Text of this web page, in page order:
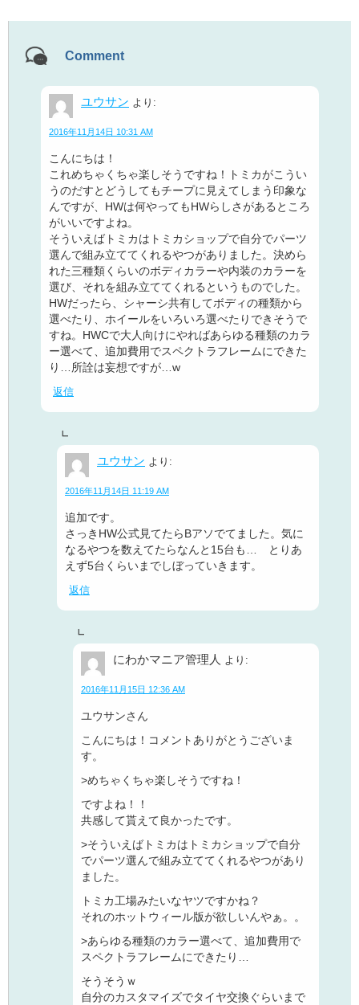
Comment
ユウサン より:
2016年11月14日 10:31 AM
こんにちは！
これめちゃくちゃ楽しそうですね！トミカがこうい
うのだすとどうしてもチープに見えてしまう印象な
んですが、HWは何やってもHWらしさがあるところ
がいいですよね。
そういえばトミカはトミカショップで自分でパーツ
選んで組み立ててくれるやつがありました。決めら
れた三種類くらいのボディカラーや内装のカラーを
選び、それを組み立ててくれるというものでした。
HWだったら、シャーシ共有してボディの種類から
選べたり、ホイールをいろいろ選べたりできそうで
すね。HWCで大人向けにやればあらゆる種類のカラ
ー選べて、追加費用でスペクトラフレームにできた
り…所詮は妄想ですが…w
返信
ユウサン より:
2016年11月14日 11:19 AM
追加です。
さっきHW公式見てたらBアソでてました。気に
なるやつを数えてたらなんと15台も… とりあ
えず5台くらいまでしぼっていきます。
返信
にわかマニア管理人 より:
2016年11月15日 12:36 AM
ユウサンさん
こんにちは！コメントありがとうございま
す。
>めちゃくちゃ楽しそうですね！
ですよね！！
共感して貰えて良かったです。
>そういえばトミカはトミカショップで自分
でパーツ選んで組み立ててくれるやつがあり
ました。
トミカ工場みたいなヤツですかね？
それのホットウィール版が欲しいんやぁ。。
>あらゆる種類のカラー選べて、追加費用で
スペクトラフレームにできたり…
そうそうｗ
自分のカスタマイズでタイヤ交換ぐらいまで